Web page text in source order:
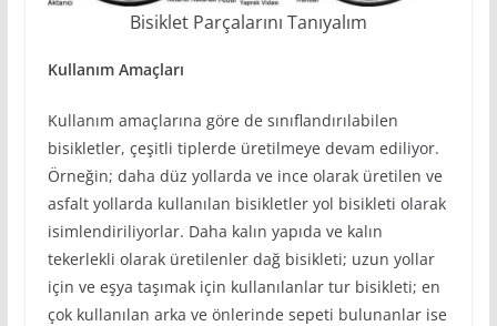
Bisiklet Parçalarını Tanıyalım
Kullanım Amaçları
Kullanım amaçlarına göre de sınıflandırılabilen
bisikletler, çeşitli tiplerde üretilmeye devam ediliyor.
Örneğin; daha düz yollarda ve ince olarak üretilen ve
asfalt yollarda kullanılan bisikletler yol bisikleti olarak
isimlendiriliyorlar. Daha kalın yapıda ve kalın
tekerlekli olarak üretilenler dağ bisikleti; uzun yollar
için ve eşya taşımak için kullanılanlar tur bisikleti; en
çok kullanılan arka ve önlerinde sepeti bulunanlar ise